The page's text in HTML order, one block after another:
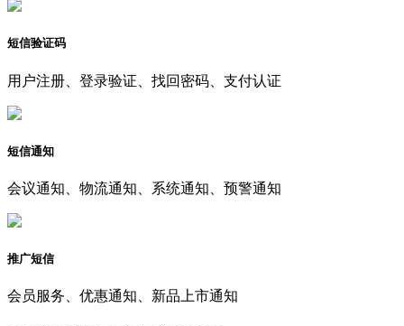
短信验证码
用户注册、登录验证、找回密码、支付认证
短信通知
会议通知、物流通知、系统通知、预警通知
推广短信
会员服务、优惠通知、新品上市通知